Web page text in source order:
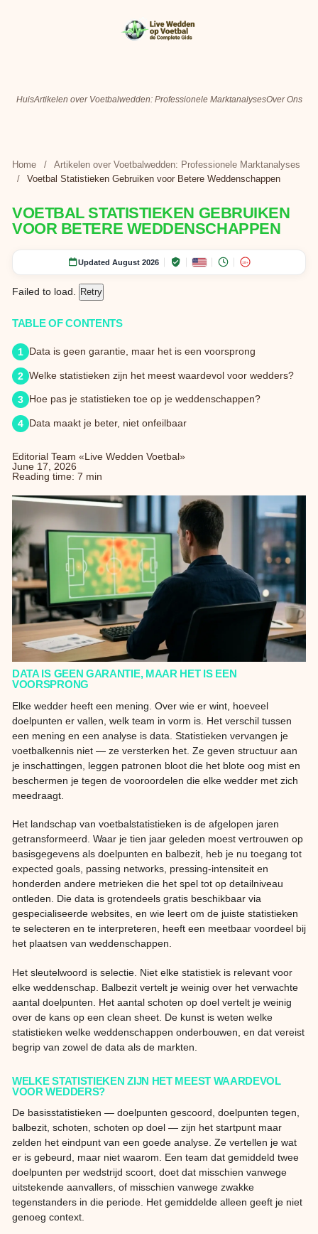
HuisArtikelen over Voetbalwedden: Professionele MarktanalysesOver Ons
Home /
Artikelen over Voetbalwedden: Professionele Marktanalyses
/
Voetbal Statistieken Gebruiken voor Betere Weddenschappen
VOETBAL STATISTIEKEN GEBRUIKEN
VOOR BETERE WEDDENSCHAPPEN
Updated August 2026 18+
Failed to load. Retry
TABLE OF CONTENTS
Data is geen garantie, maar het is een voorsprong
Welke statistieken zijn het meest waardevol voor wedders?
Hoe pas je statistieken toe op je weddenschappen?
Data maakt je beter, niet onfeilbaar
Editorial Team «Live Wedden Voetbal»
June 17, 2026
Reading time: 7 min
DATA IS GEEN GARANTIE, MAAR HET IS EEN
VOORSPRONG
Elke wedder heeft een mening. Over wie er wint, hoeveel
doelpunten er vallen, welk team in vorm is. Het verschil tussen
een mening en een analyse is data. Statistieken vervangen je
voetbalkennis niet — ze versterken het. Ze geven structuur aan
je inschattingen, leggen patronen bloot die het blote oog mist en
beschermen je tegen de vooroordelen die elke wedder met zich
meedraagt.
Het landschap van voetbalstatistieken is de afgelopen jaren
getransformeerd. Waar je tien jaar geleden moest vertrouwen op
basisgegevens als doelpunten en balbezit, heb je nu toegang tot
expected goals, passing networks, pressing-intensiteit en
honderden andere metrieken die het spel tot op detailniveau
ontleden. Die data is grotendeels gratis beschikbaar via
gespecialiseerde websites, en wie leert om de juiste statistieken
te selecteren en te interpreteren, heeft een meetbaar voordeel bij
het plaatsen van weddenschappen.
Het sleutelwoord is selectie. Niet elke statistiek is relevant voor
elke weddenschap. Balbezit vertelt je weinig over het verwachte
aantal doelpunten. Het aantal schoten op doel vertelt je weinig
over de kans op een clean sheet. De kunst is weten welke
statistieken welke weddenschappen onderbouwen, en dat vereist
begrip van zowel de data als de markten.
WELKE STATISTIEKEN ZIJN HET MEEST WAARDEVOL
VOOR WEDDERS?
De basisstatistieken — doelpunten gescoord, doelpunten tegen,
balbezit, schoten, schoten op doel — zijn het startpunt maar
zelden het eindpunt van een goede analyse. Ze vertellen je wat
er is gebeurd, maar niet waarom. Een team dat gemiddeld twee
doelpunten per wedstrijd scoort, doet dat misschien vanwege
uitstekende aanvallers, of misschien vanwege zwakke
tegenstanders in die periode. Het gemiddelde alleen geeft je niet
genoeg context.